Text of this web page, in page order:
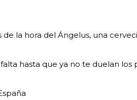
de la hora del Ángelus, una
hasta que ya no te duelan los